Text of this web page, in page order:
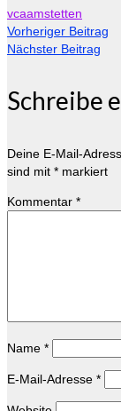
vcaamstetten
Vorheriger Beitrag
Nächster Beitrag
Schreibe
Deine E-Mail-
sind mit * markiert
Kommentar *
Name *
E-Mail-Adresse *